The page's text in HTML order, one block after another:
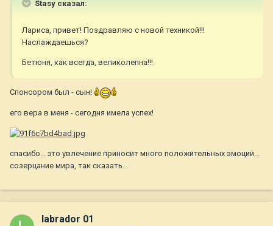
Stasy сказал:
Лариса, привет! Поздравляю с новой техникой!!!
Наслаждаешься?
Бетюня, как всегда, великолепна!!!
Спонсором был - сын!
его вера в меня - сегодня имела успех!
спасибо... это увлечение приносит много положительных эмоций...
созерцание мира, так сказать...
labrador 01